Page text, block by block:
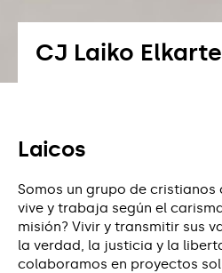
CJ Laiko
Laicos
Somos un grupo de
vive y trabaja según el
misión? Vivir y transmitir sus
la verdad, la justicia y la
colaboramos en proyectos